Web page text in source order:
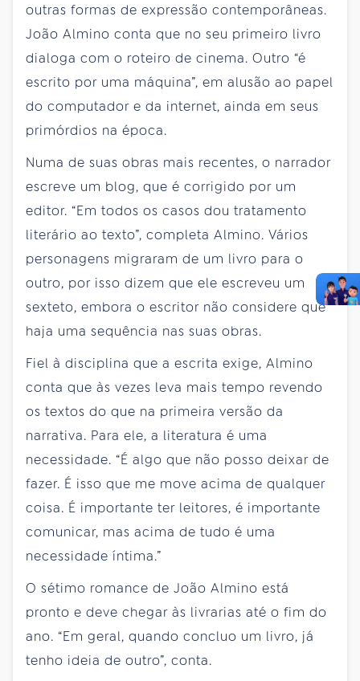
outras formas de expressão contemporâneas.
João Almino conta que no seu primeiro livro
dialoga com o roteiro de cinema. Outro “é
escrito por uma máquina”, em alusão ao papel
do computador e da internet, ainda em seus
primórdios na época.
Numa de suas obras mais recentes, o narrador
escreve um blog, que é corrigido por um
editor. “Em todos os casos dou tratamento
literário ao texto”, completa Almino. Vários
personagens migraram de um livro para o
outro, por isso dizem que ele escreveu um
sexteto, embora o escritor não considere que
haja uma sequência nas suas obras.
Fiel à disciplina que a escrita exige, Almino
conta que às vezes leva mais tempo revendo
os textos do que na primeira versão da
narrativa. Para ele, a literatura é uma
necessidade. “É algo que não posso deixar de
fazer. É isso que me move acima de qualquer
coisa. É importante ter leitores, é importante
comunicar, mas acima de tudo é uma
necessidade íntima.”
O sétimo romance de João Almino está
pronto e deve chegar às livrarias até o fim do
ano. “Em geral, quando concluo um livro, já
tenho ideia de outro”, conta.